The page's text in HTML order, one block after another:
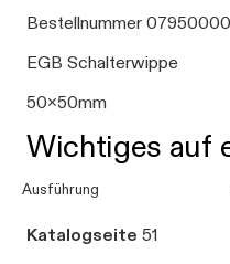
Bestellnummer 07950000
EGB Schalterwippe
50x50mm
Wichtiges auf
Ausführung
Katalogseite 51